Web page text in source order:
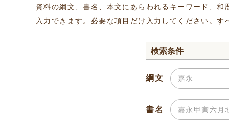
資料の綱文、書名、本文にあらわれるキーワード、
入力できます。必要な項目だけ入力してください。
検索条件
綱文
書名